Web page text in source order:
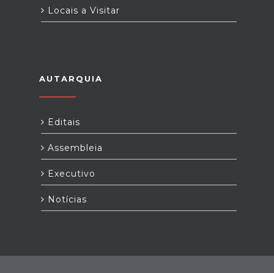
Locais a Visitar
AUTARQUIA
Editais
Assembleia
Executivo
Notícias